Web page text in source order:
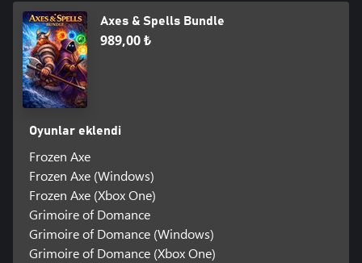
Axes & Spells Bundle
989,00 ₺
Oyunlar eklendi
Frozen Axe
Frozen Axe (Windows)
Frozen Axe (Xbox One)
Grimoire of Domance
Grimoire of Domance (Windows)
Grimoire of Domance (Xbox One)